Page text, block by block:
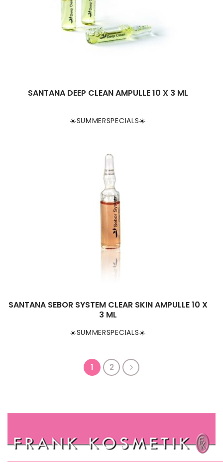
☀️SUMMERSPECIALS☀️
SANTANA DEEP CLEAN AMPULLE 10 X 3 ML
☀️SUMMERSPECIALS☀️
SANTANA SEBOR SYSTEM CLEAR SKIN AMPULLE 10 X
3 ML
1 2